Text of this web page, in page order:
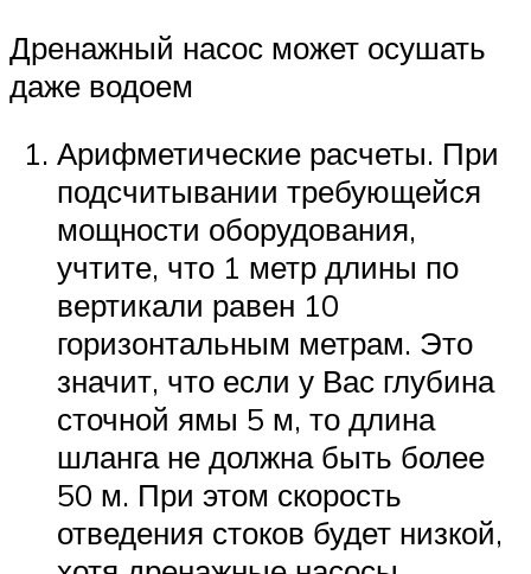
Дренажный насос может осушать
даже водоем
Арифметические расчеты. При
подсчитывании требующейся
мощности оборудования,
учтите, что 1 метр длины по
вертикали равен 10
горизонтальным метрам. Это
значит, что если у Вас глубина
сточной ямы 5 м, то длина
шланга не должна быть более
50 м. При этом скорость
отведения стоков будет низкой,